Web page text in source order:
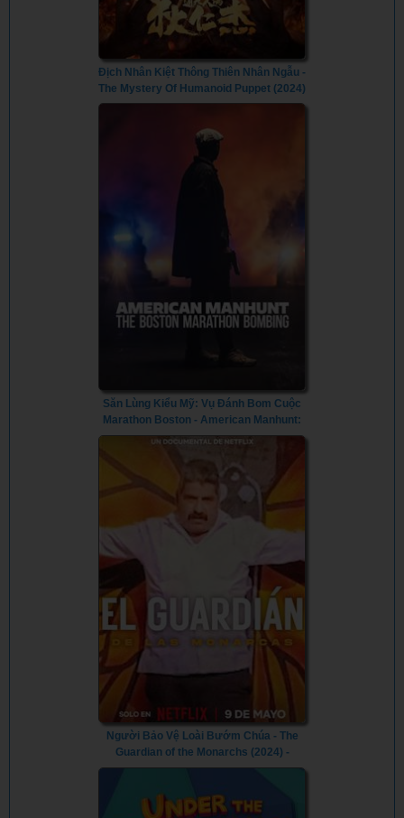
Địch Nhân Kiệt Thông Thiên Nhân Ngẫu -
The Mystery Of Humanoid Puppet (2024)
- Vietsub
Săn Lùng Kiểu Mỹ: Vụ Đánh Bom Cuộc
Marathon Boston - American Manhunt:
The Boston Marathon Bombing (2023) -
Người Bảo Vệ Loài Bướm Chúa - The
Guardian of the Monarchs (2024) -
Vietsub